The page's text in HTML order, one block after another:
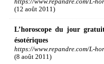
https://www.repandre.com/L-
(12 août 2011)
L’horoscope du jour
ésotériques
https://www.repandre.com/L-
(8 août 2011)